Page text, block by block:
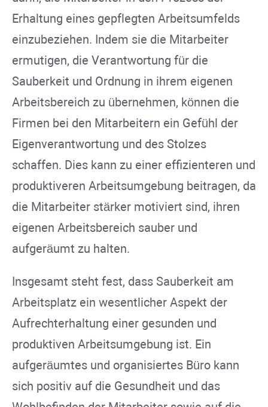
Erhaltung eines gepflegten Arbeitsumfelds
einzubeziehen. Indem sie die Mitarbeiter
ermutigen, die Verantwortung für die
Sauberkeit und Ordnung in ihrem eigenen
Arbeitsbereich zu übernehmen, können die
Firmen bei den Mitarbeitern ein Gefühl der
Eigenverantwortung und des Stolzes
schaffen. Dies kann zu einer effizienteren und
produktiveren Arbeitsumgebung beitragen, da
die Mitarbeiter stärker motiviert sind, ihren
eigenen Arbeitsbereich sauber und
aufgeräumt zu halten.
Insgesamt steht fest, dass Sauberkeit am
Arbeitsplatz ein wesentlicher Aspekt der
Aufrechterhaltung einer gesunden und
produktiven Arbeitsumgebung ist. Ein
aufgeräumtes und organisiertes Büro kann
sich positiv auf die Gesundheit und das